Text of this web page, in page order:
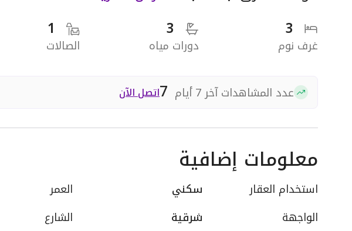
3
غرف نوم
3
دورات مياه
1
الصالات
عدد المشاهدات آخر 7 أيام 7اتصل الآن
معلومات إضافية
استخدام العقار سكني العمر
الواجهة
شرقية الشارع